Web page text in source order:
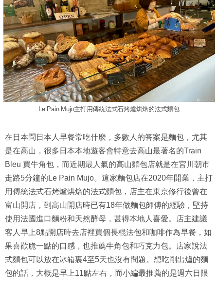
Le Pain Mujo主打用傳統法式石烤爐烘焙的法式麵包
在日本問日本人早餐常吃什麼，多數人的答案是麵包，尤其
是在高山，很多日本本地遊客會特意去高山最著名的Train
Bleu 買牛角包，而近期最人氣的高山麵包店就是在宮川朝市
走路5分鐘的Le Pain Mujo。這家麵包店在2020年開業，主打
用傳統法式石烤爐烘焙的法式麵包，店主在東京修行後曾在
富山開店，到高山開店時已有18年做麵包師傅的經驗，堅持
使用法國進口麵粉和天然酵母，甚得本地人喜愛。店主建議
客人早上8點開店時去店裡買個長棍法包和咖啡作為早餐，如
果喜歡脆一點的口感，也推薦牛角包和巧克力包。店家說法
式麵包可以放在冰箱裏4至5天也沒有問題。想吃剛出爐的麵
包的話，大概是早上11點左右，而小編最推薦的是週六日限